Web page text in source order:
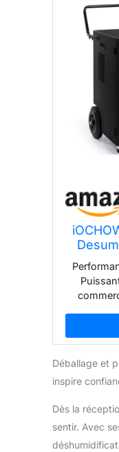
L
couvrant
large
maintient
Déballage et
inspire
Dès la
sentir. Avec